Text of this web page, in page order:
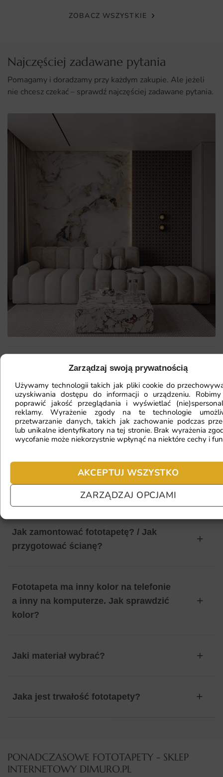
Zarządzaj swoją prywatnością
Używamy technologii takich jak pliki cookie do
uzyskiwania dostępu do informacji o urządzeniu.
poprawić jakość przeglądania i wyświetlać
reklamy. Wyrażenie zgody na te technologie
przetwarzanie danych, takich jak zachowanie podczas
lub unikalne identyfikatory na tej stronie. Brak wyrażenia
wycofanie może niekorzystnie wpłynąć na niektóre cechy i
AKCEPTUJ WSZYSTKO
ZARZĄDZAJ OPCJAMI
ZOBACZ WSZYSTKIE
Najczęściej zadawane pytania
Pomagamy i doradzamy przy każdym zakupie. Ale jeżeli
nie chcesz czekać – sprawdź najczęściej zadawane pytania.
Mam ścianę o nietypowym kształcie,
czy da się na niej położyć
fototapetę?
Ile będę czekać na realizację
Czy mogę zwrócić fototapetę?
Jak zamontować fototapetę? / Jak
przygotować ścianę?
Fototapeta ma inny kolor na telefonie
a inny na komputerze. Jak sprawdzić
kolor?
Jaki materiał wybrać?
Jaka jest trwałość fototapety?
PONADCZASOWE FOTOTAPETY - SKLEP
INTERNETOWY DIMURO.PL​